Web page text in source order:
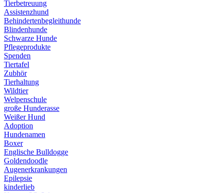
Tierbetreuung
Assistenzhund
Behindertenbegleithunde
Blindenhunde
Schwarze Hunde
Pflegeprodukte
Spenden
Tiertafel
Zubhör
Tierhaltung
Wildtier
Welpenschule
große Hunderasse
Weißer Hund
Adoption
Hundenamen
Boxer
Englische Bulldogge
Goldendoodle
Augenerkrankungen
Epilepsie
kinderlieb